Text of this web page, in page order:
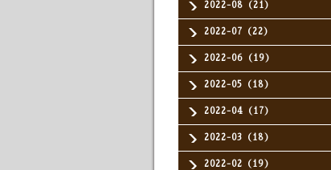
2022-08（21）
2022-07（22）
2022-06（19）
2022-05（18）
2022-04（17）
2022-03（18）
2022-02（19）